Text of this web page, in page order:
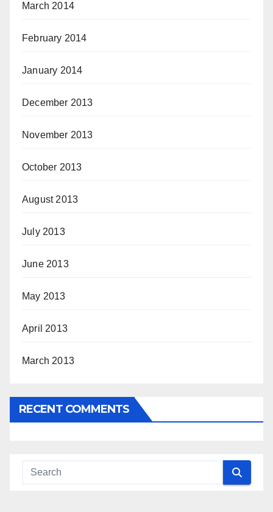
March 2014
February 2014
January 2014
December 2013
November 2013
October 2013
August 2013
July 2013
June 2013
May 2013
April 2013
March 2013
RECENT COMMENTS